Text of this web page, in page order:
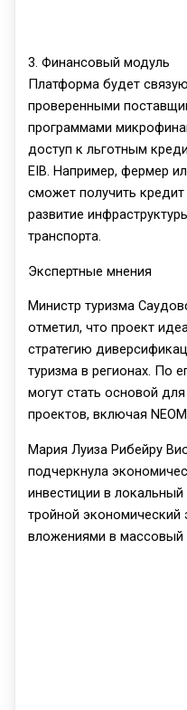
3. Финансовый модуль
Платформа будет
проверенными
программами
доступ к льготным
EIB. Например, фермер
сможет получить
развитие
транспорта.
Экспертные мнения
Министр туризма
отметил, что проект
стратегию
туризма в регионах. По
могут стать основой
проектов, включая
Мария Луиза Рибейру
подчеркнула
инвестиции в
тройной
вложениями в массовый